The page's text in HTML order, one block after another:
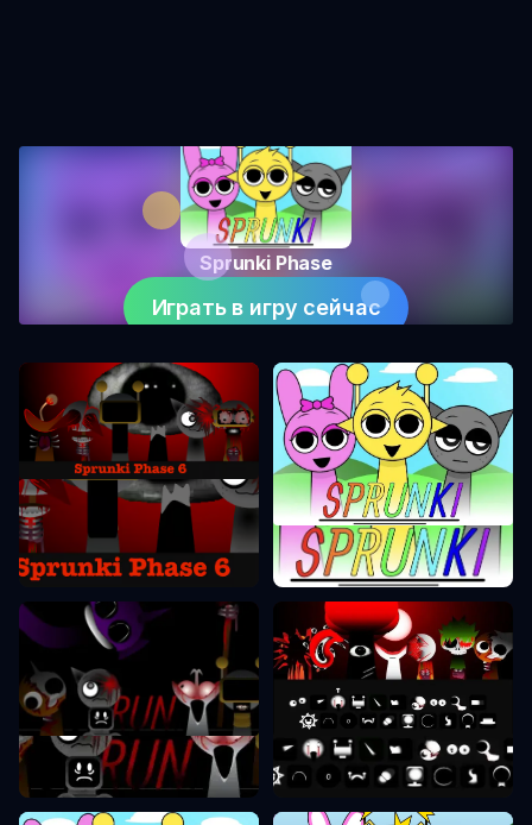
Sprunki Phase
Играть в игру сейчас
Sprunki Phase 6
Sprunki Phase 1
Sprunki Phase 7 Sprunki Phase 8